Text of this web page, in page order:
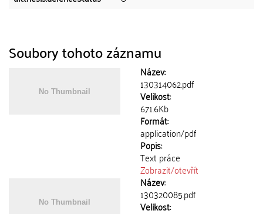
Soubory tohoto záznamu
Název:
130314062.pdf
Velikost:
671.6Kb
Formát:
application/pdf
Popis:
Text práce
Zobrazit/otevřít
Název:
130320085.pdf
Velikost: